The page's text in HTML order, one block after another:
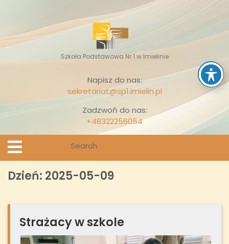
content
Szkoła Podstawowa Nr 1 w Imielinie
Napisz do nas:
sekretariat@sp1.imielin.pl
Zadzwoń do nas:
+48322256054
Open
Menu
Dzień: 2025-05-09
Strażacy w szkole